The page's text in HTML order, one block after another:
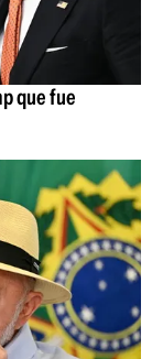
que fue